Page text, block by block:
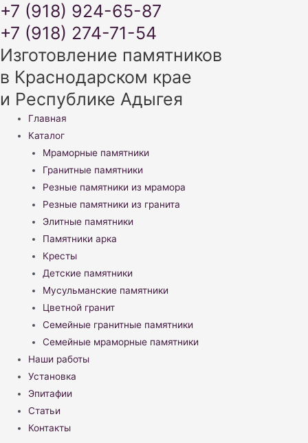
+7 (918) 924-65-87
+7 (918) 274-71-54
Изготовление памятников
в Краснодарском крае
и Республике Адыгея
Меню
Главная
Каталог
Мраморные памятники
Гранитные памятники
Резные памятники из мрамора
Резные памятники из гранита
Элитные памятники
Памятники арка
Кресты
Детские памятники
Мусульманские памятники
Цветной гранит
Семейные гранитные памятники
Семейные мраморные памятники
Наши работы
Установка
Эпитафии
Статьи
Контакты